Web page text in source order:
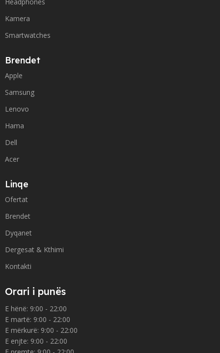
Kamera
Smartwatches
Brendet
Apple
Samsung
Lenovo
Hama
Dell
Acer
Linqe
Ofertat
Brendet
Dyqanet
Dergesat & Kthimi
Kontakti
Orari i punës
E hënë: 9:00 - 22:00
E martë: 9:00 - 22:00
E mërkurë: 9:00 - 22:00
E enjte: 9:00 - 22:00